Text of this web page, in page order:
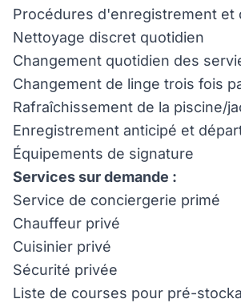
Procédures d'enregistrement et
Nettoyage discret quotidien
Changement quotidien des
Changement de linge trois fois
Rafraîchissement de la piscine/
Enregistrement anticipé et
Équipements de signature
Services sur demande :
Service de conciergerie primé
Chauffeur privé
Cuisinier privé
Sécurité privée
Liste de courses pour pré-